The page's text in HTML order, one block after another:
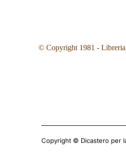
© Copyright 1981 - Libreria
Copyright © Dicastero per